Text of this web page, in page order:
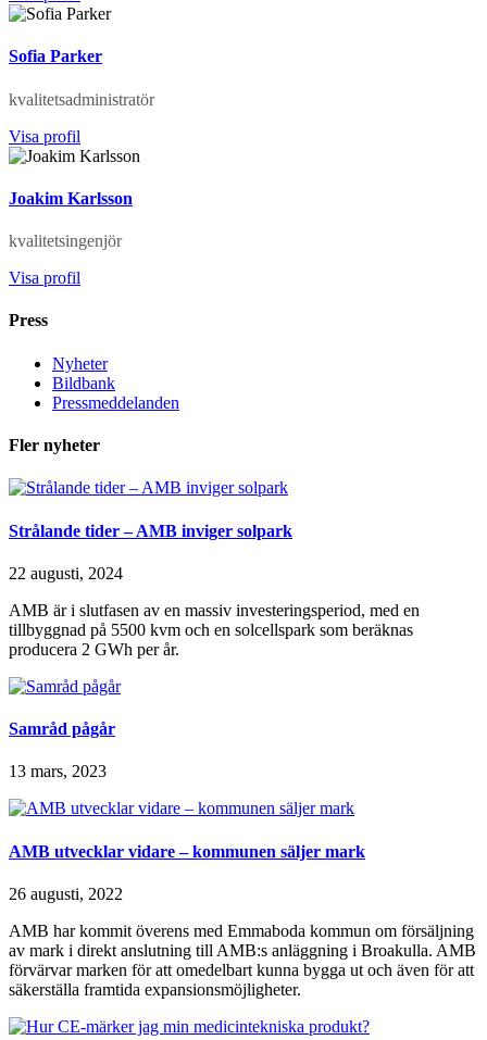
Sofia Parker
kvalitets­administratör
Visa profil
Joakim Karlsson
kvalitetsingenjör
Visa profil
Press
Nyheter
Bildbank
Pressmeddelanden
Fler nyheter
Strålande tider – AMB inviger solpark
22 augusti, 2024
AMB är i slutfasen av en massiv investeringsperiod, med en
tillbyggnad på 5500 kvm och en solcellspark som beräknas
producera 2 GWh per år.
Samråd pågår
13 mars, 2023
AMB utvecklar vidare – kommunen säljer mark
26 augusti, 2022
AMB har kommit överens med Emmaboda kommun om försäljning
av mark i direkt anslutning till AMB:s anläggning i Broakulla. AMB
förvärvar marken för att omedelbart kunna bygga ut och även för att
säkerställa framtida expansionsmöjligheter.